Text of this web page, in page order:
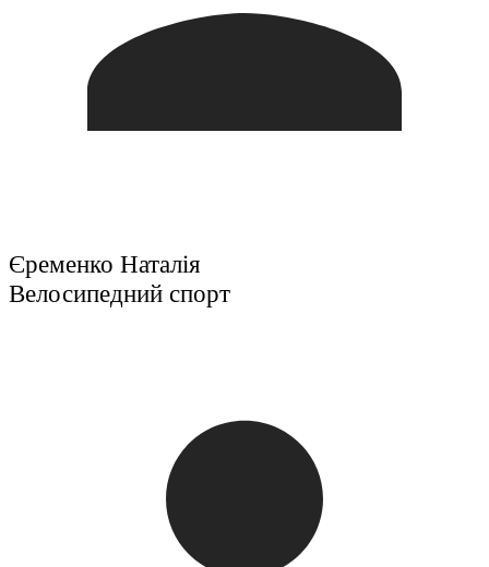
Єременко Наталія
Велосипедний спорт